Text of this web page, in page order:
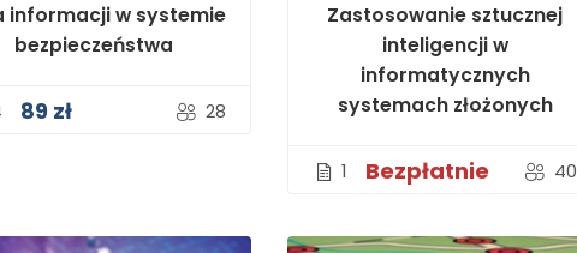
informacji w systemie
bezpieczeństwa
28
89 zł
Zastosowanie sztucznej
inteligencji w
informatycznych
systemach złożonych
1 40
Bezpłatnie